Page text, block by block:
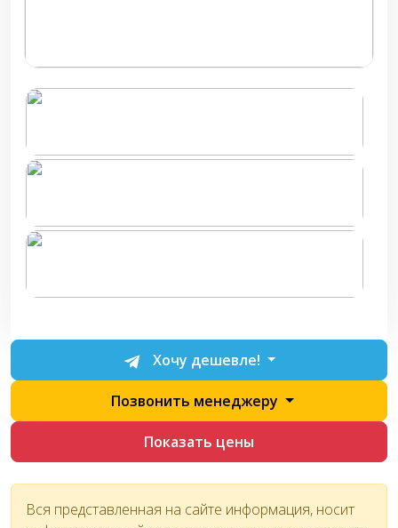
Хочу дешевле!
Позвонить менеджеру
Показать цены
Вся представленная на сайте информация, носит